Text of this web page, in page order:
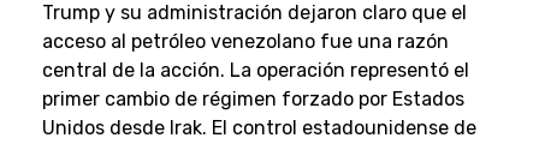
Trump y su administración dejaron claro que el
acceso al petróleo venezolano fue una razón
central de la acción. La operación representó el
primer cambio de régimen forzado por Estados
Unidos desde Irak. El control estadounidense de